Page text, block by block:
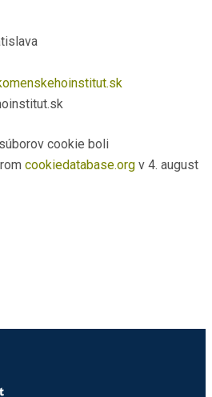
cookie boli
cookiedatabase.org v 4. august